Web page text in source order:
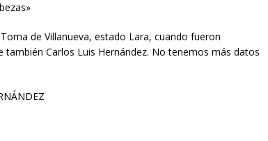
de Villanueva, estado Lara, cuando fueron
Carlos Luis Hernández. No tenemos más datos